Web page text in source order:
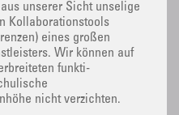
unserer Sicht unselige
Kollaborationstools
eines großen
Wir können auf
funkti-
nicht verzichten.